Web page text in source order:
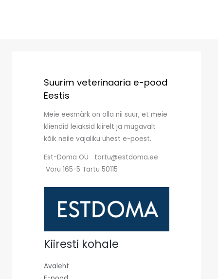
Suurim veterinaaria e-pood
Eestis
Meie eesmärk on olla nii suur, et meie
kliendid leiaksid kiirelt ja mugavalt
kõik neile vajaliku ühest e-poest.
Est-Doma OÜ tartu@estdoma.ee
Võru 165-5 Tartu 50115
Kiiresti kohale
Avaleht